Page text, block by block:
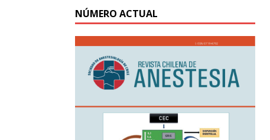
NÚMERO ACTUAL